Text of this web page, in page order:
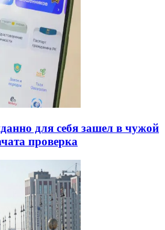
для себя зашел в чужой
проверка